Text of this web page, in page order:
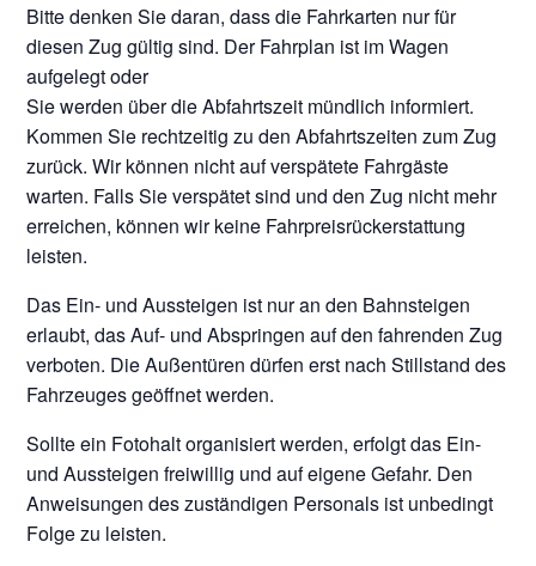
Bitte denken Sie daran, dass die Fahrkarten nur für
diesen Zug gültig sind. Der Fahrplan ist im Wagen
aufgelegt oder
Sie werden über die Abfahrtszeit mündlich informiert.
Kommen Sie rechtzeitig zu den Abfahrtszeiten zum Zug
zurück. Wir können nicht auf verspätete Fahrgäste
warten. Falls Sie verspätet sind und den Zug nicht mehr
erreichen, können wir keine Fahrpreisrückerstattung
leisten.
Das Ein- und Aussteigen ist nur an den Bahnsteigen
erlaubt, das Auf- und Abspringen auf den fahrenden Zug
verboten. Die Außentüren dürfen erst nach Stillstand des
Fahrzeuges geöffnet werden.
Sollte ein Fotohalt organisiert werden, erfolgt das Ein-
und Aussteigen freiwillig und auf eigene Gefahr. Den
Anweisungen des zuständigen Personals ist unbedingt
Folge zu leisten.